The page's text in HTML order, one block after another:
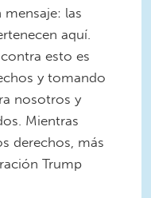
las
aquí.
esto es
y tomando
nosotros y
Mientras
derechos, más
Trump